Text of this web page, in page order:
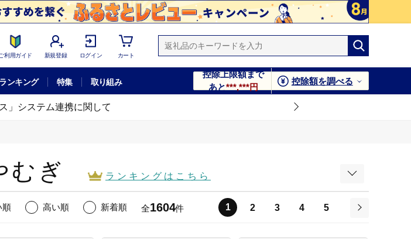
ご利用ガイド 新規登録 ログイン カート
ランキング 特集 取り組み
控除上限額まで
あと***,***円
控除額を調べる
」システム連携に関して
むぎ ランキング はこちら
順 高い順 新着順 全1604件 1 2 3 4
5